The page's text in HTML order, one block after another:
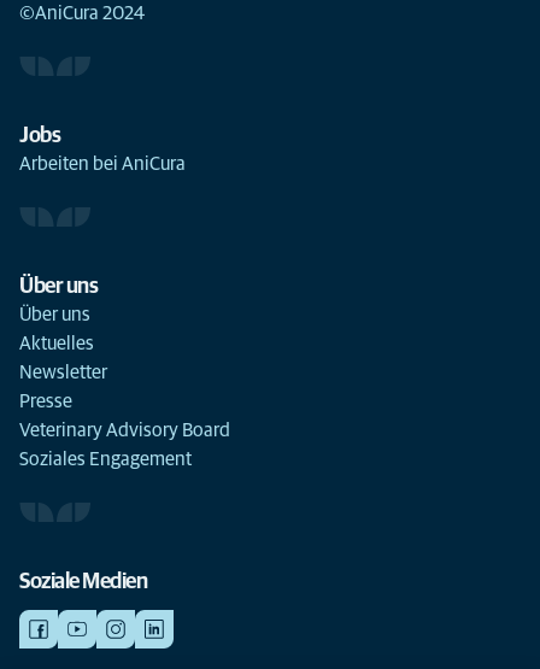
©AniCura 2024
Jobs
Arbeiten bei AniCura
Über uns
Über uns
Aktuelles
Newsletter
Presse
Veterinary Advisory Board
Soziales Engagement
Soziale Medien